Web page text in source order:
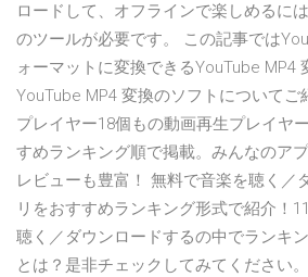
ロードして、オフラインで楽しめるに
のツールが必要です。 この記事では
ォーマットに変換できるYouTube MP4
YouTube MP4 変換のソフトについてご
プレイヤー18個もの動画再生プレイヤ
すめランキング順で掲載。みんなのア
レビューも豊富！ 無料で音楽を聴く／
リをおすすめランキング形式で紹介！
聴く／ダウンロードするの中でランキ
とは？是非チェックしてみてください。